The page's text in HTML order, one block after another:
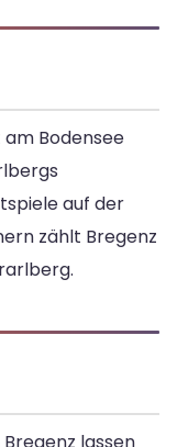
Bodensee
auf der
zählt Bregenz